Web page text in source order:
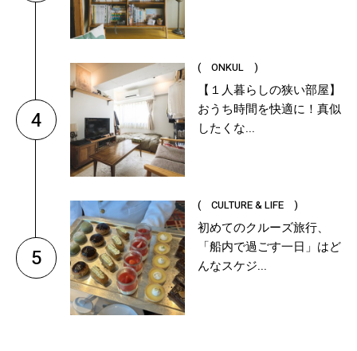
4
( ONKUL )
【１人暮らしの狭い部屋】
おうち時間を快適に！真似
したくな...
5
( CULTURE & LIFE )
初めてのクルーズ旅行、
「船内で過ごす一日」はど
んなスケジ...